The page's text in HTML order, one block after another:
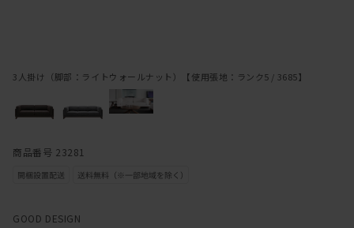
GOOD DESIGN
3人掛け（脚部：ライトウォールナット）【使用張地：ランク5 / 3685】
商品番号 23281